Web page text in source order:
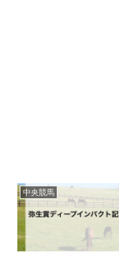
中央競馬